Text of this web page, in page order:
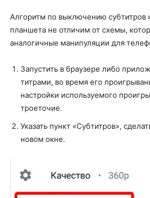
Алгоритм по выключению субтитров
планшета не отличим от схемы,
аналогичные манипуляции для
Запустить в браузере либо
титрами, во время его
настройки используемого
троеточие.
Указать пункт «Субтитров»,
новом окне.